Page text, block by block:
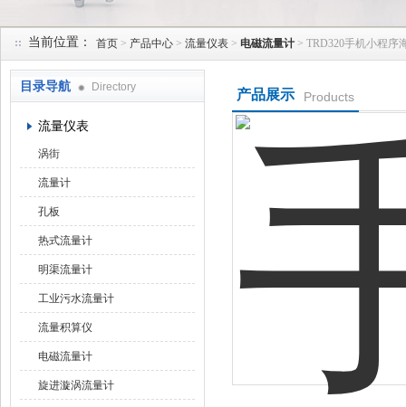
当前位置： 首页 > 产品中心 > 流量仪表 > 电磁流量计 > TRD320手机小程序
目录导航 Directory
流量仪表
涡街
流量计
孔板
热式流量计
明渠流量计
工业污水流量计
流量积算仪
电磁流量计
旋进漩涡流量计
产品展示 Products